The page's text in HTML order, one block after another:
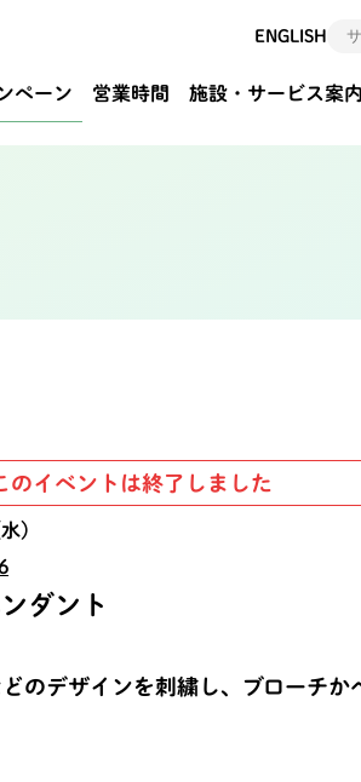
ENGLISH
ペーン 営業時間 施設・サービス案内
のイベントは終了しました
)
ダント
のデザインを刺繍し、ブローチか